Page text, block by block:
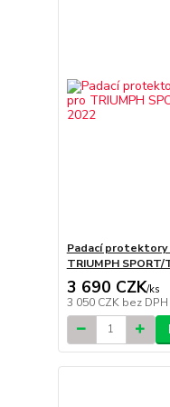
Padací protektory
TRIUMPH
3 690 CZK/ks
3 050 CZK bez DPH